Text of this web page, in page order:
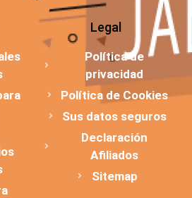
Legal
Política de
privacidad
Política de Cookies
Sus datos seguros
Declaración
Afiliados
Sitemap